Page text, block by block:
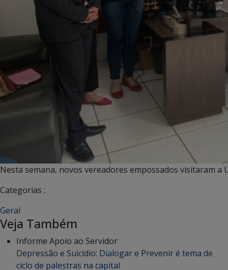
Nesta semana, novos vereadores empossados visitaram a
Categorias :
Geral
Veja Também
Informe Apoio ao Servidor
Depressão e Suicídio: Dialogar e Prevenir é tema de
ciclo de palestras na capital